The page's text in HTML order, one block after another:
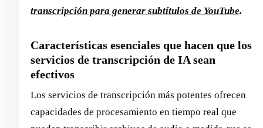
transcripción para generar subtítulos de YouTube.
Características esenciales que hacen que los
servicios de transcripción de IA sean
efectivos
Los servicios de transcripción más potentes ofrecen
capacidades de procesamiento en tiempo real que